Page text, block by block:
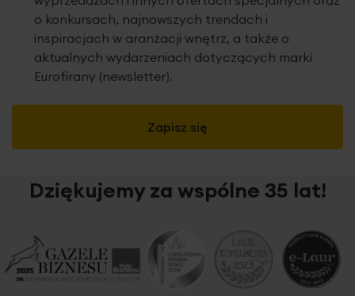
Zapisz się
o konkursach, najnowszych trendach i
inspiracjach w aranżacji wnętrz, a także o
aktualnych wydarzeniach dotyczących marki
Eurofirany (newsletter).
Dziękujemy za wspólne 35 lat!